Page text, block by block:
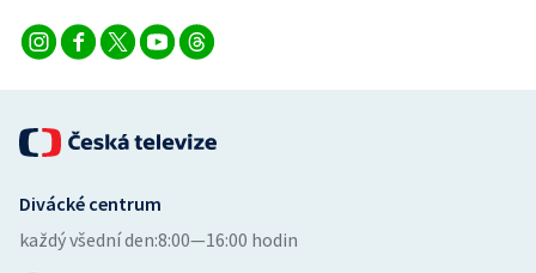
Volejbal
Ostatní
Divácké centrum
každý všední den:8:00—16:00 hodin